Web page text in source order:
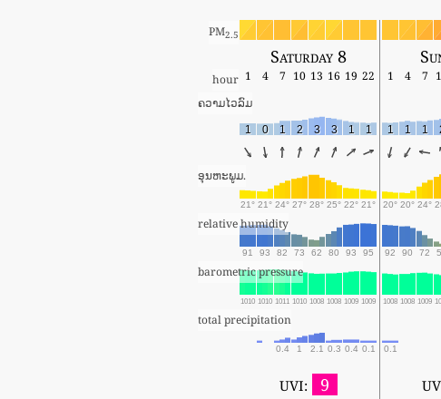
PM2.5
Saturday 8
hour 1 4 7 10 13 16 19 22 1 4 7
ຄວາມໄວລົມ
1 0 1 2 3 3 1 1 1 1 1
ອຸນຫະພູມ.
21° 21° 24° 27° 28° 25° 22° 21° 20° 20° 24°
relative humidity
91 93 82 73 62 80 93 95 92 90 72
barometric pressure
1010 1010 1011 1010 1008 1008 1009 1009 1008 1008 1009
total precipitation
0.4 1 2.1 0.3 0.4 0.1 0.1
UVI: 9